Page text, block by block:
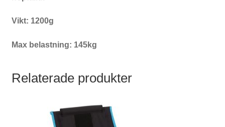
Vikt: 1200g
Max belastning: 145kg
Relaterade produkter